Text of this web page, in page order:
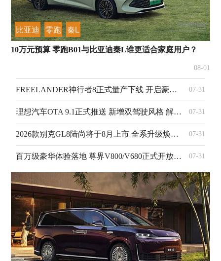
比亚迪 零跑 秦L
10万元预算 零跑B01与比亚迪秦L谁更适合家庭用户？
08-01
FREELANDER神行者8正式量产下线 开启豪华新能源SUV全新篇章 07-31
理想汽车OTA 9.1正式推送 新增双驾驶风格 解锁非划线车位自动泊车 07-31
2026款别克GL8陆尚将于8月上市 全系升级焕新家用新能源MPV实力 07-31
百万级豪华体验落地 尊界V800/V680正式开放卷轴星空顶选配 07-31